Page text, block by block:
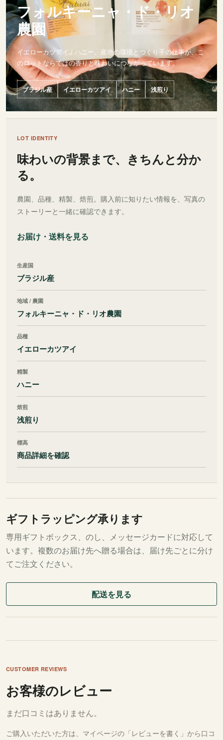
フォルキーニャ・ド・リオ
農園
イエローカツアイ / ハニー。産地の環境とつくり手の仕事が、こ
のロットならではの香りと味わいにつながっています。
ブラジル産 イエローカツアイ ハニー 浅煎り
LOT IDENTITY
味わいの背景まで、きちんと分か
る。
農園、品種、精製、焙煎。購入前に知りたい情報を、写真の
ストーリーと一緒に確認できます。
お届け・送料を見る
生産国
ブラジル産
地域 / 農園
フォルキーニャ・ド・リオ農園
品種
イエローカツアイ
精製
ハニー
焙煎
浅煎り
標高
商品詳細を確認
ギフトラッピング承ります
専用ギフトボックス、のし、メッセージカードに対応して
います。複数のお届け先へ贈る場合は、届け先ごとに分け
てご注文ください。
配送を見る
CUSTOMER REVIEWS
お客様のレビュー
まだ口コミはありません。
ご購入いただいた方は、 マイページの「レビューを書く」 から口コ